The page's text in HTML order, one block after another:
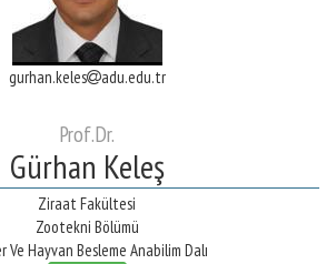
gurhan.keles adu.edu.tr
Prof.Dr.
Gürhan Keleş
Ziraat Fakültesi
Zootekni Bölümü
Ve Hayvan Besleme Anabilim Dalı